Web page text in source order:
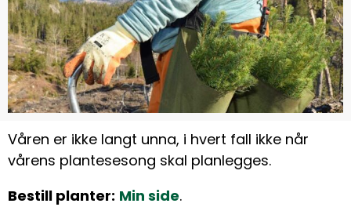
Våren er ikke langt unna, i hvert fall ikke når
vårens plantesesong skal planlegges.
Bestill planter: Min side.